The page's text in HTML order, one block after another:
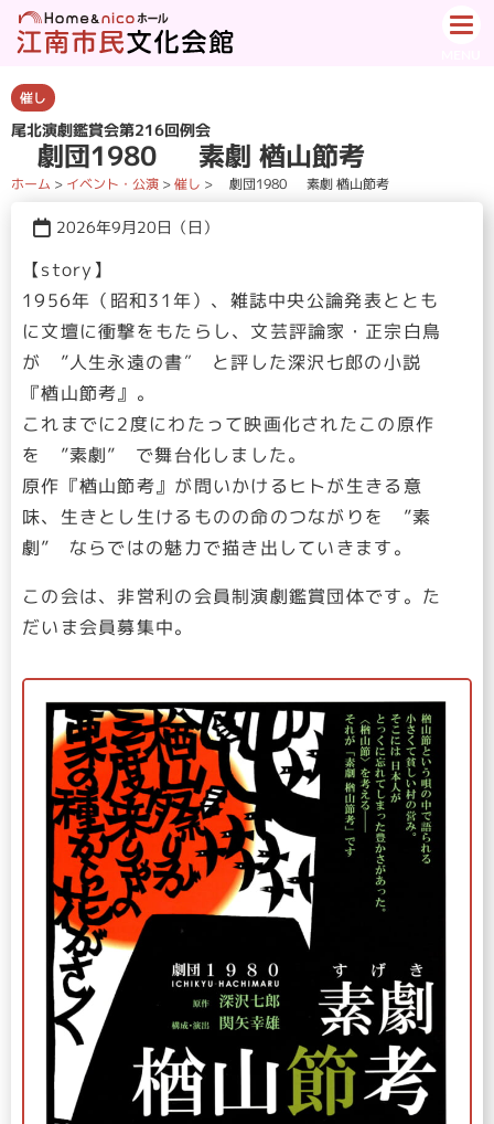
催し
尾北演劇鑑賞会第216回例会
劇団1980 素劇 楢山節考
ホーム > イベント・公演 >催し > 劇団1980 素劇 楢山節考
2026年9月20日（日）
【story】
1956年（昭和31年）、雑誌中央公論発表ととも
に文壇に衝撃をもたらし、文芸評論家・正宗白鳥
が ”人生永遠の書″ と評した深沢七郎の小説
『楢山節考』。
これまでに2度にわたって映画化されたこの原作
を ”素劇” で舞台化しました。
原作『楢山節考』が問いかけるヒトが生きる意
味、生きとし生けるものの命のつながりを ”素
劇” ならではの魅力で描き出していきます。
この会は、非営利の会員制演劇鑑賞団体です。た
だいま会員募集中。